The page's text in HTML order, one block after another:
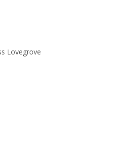
Lovegrove